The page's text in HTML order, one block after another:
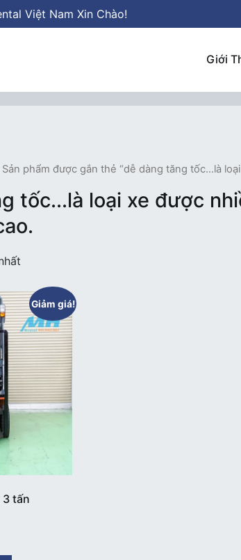
Việt Nam Xin Chào!
Giới
Sản phẩm được gắn thẻ “dễ dàng tăng tốc...là
tốc...là loại xe được
Giảm giá!
tấn